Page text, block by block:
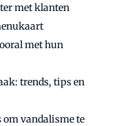
met klanten
met hun
trends, tips en
vandalisme te